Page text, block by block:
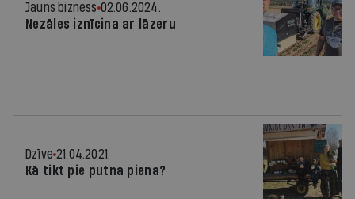
Jauns bizness 02.06.2024.
Nezāles iznīcina ar lāzeru
Dzīve 21.04.2021.
Kā tikt pie putna piena?